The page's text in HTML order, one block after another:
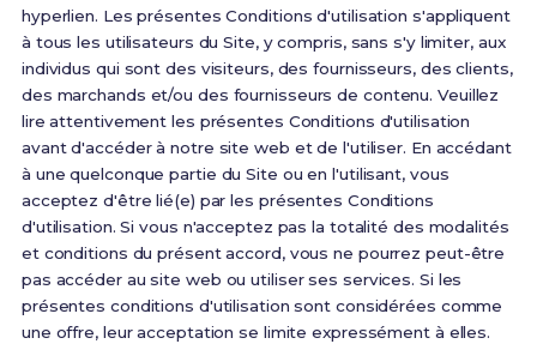
hyperlien. Les présentes Conditions d'utilisation s'appliquent
à tous les utilisateurs du Site, y compris, sans s'y limiter, aux
individus qui sont des visiteurs, des fournisseurs, des clients,
des marchands et/ou des fournisseurs de contenu. Veuillez
lire attentivement les présentes Conditions d'utilisation
avant d'accéder à notre site web et de l'utiliser. En accédant
à une quelconque partie du Site ou en l'utilisant, vous
acceptez d'être lié(e) par les présentes Conditions
d'utilisation. Si vous n'acceptez pas la totalité des modalités
et conditions du présent accord, vous ne pourrez peut-être
pas accéder au site web ou utiliser ses services. Si les
présentes conditions d'utilisation sont considérées comme
une offre, leur acceptation se limite expressément à elles.